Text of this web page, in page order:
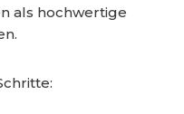
als hochwertige